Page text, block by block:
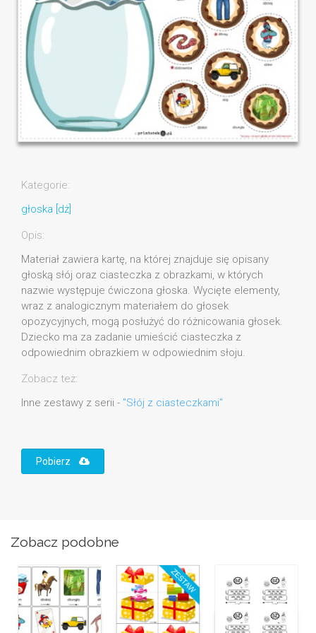
Kategorie:
głoska [dż]
Opis:
Materiał zawiera kartę, na której znajduje się opisany
głoską słój oraz ciasteczka z obrazkami, w których
nazwie występuje ćwiczona głoska. Wycięte elementy,
wraz z analogicznym materiałem do głosek
opozycyjnych, mogą posłużyć do różnicowania głosek.
Dziecko ma za zadanie umieścić ciasteczka z
odpowiednim obrazkiem w odpowiednim słoju.
Zobacz też:
Inne zestawy z serii - "Słój z ciasteczkami"
Pobierz
Zobacz podobne